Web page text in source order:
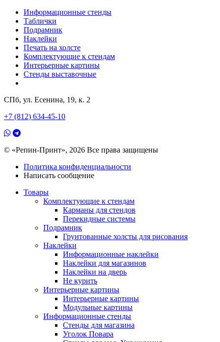
Информационные стенды
Таблички
Подрамник
Наклейки
Печать на холсте
Комплектующие к стендам
Интерьерные картины
Стенды выставочные
СПб, ул. Есенина, 19, к. 2
+7 (812) 634-45-10
© «Репин-Принт», 2026 Все права защищены
Политика конфиденциальности
Написать сообщение
Товары
Комплектующие к стендам
Карманы для стендов
Перекидные системы
Подрамник
Грунтованные холсты для рисования
Наклейки
Информационные наклейки
Наклейки для магазинов
Наклейки на дверь
Не курить
Интерьерные картины
Интерьерные картины
Модульные картины
Информационные стенды
Стенды для магазина
Уголок Повара